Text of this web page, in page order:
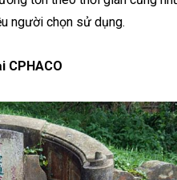
người chọn sử dụng.
CPHACO